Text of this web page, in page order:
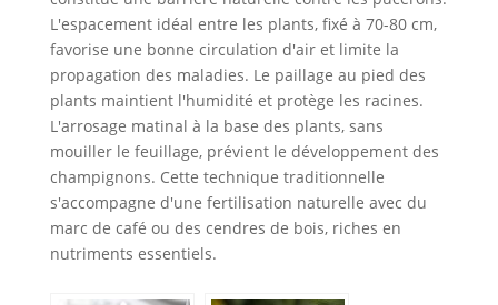
L'espacement idéal entre les plants, fixé à 70-80 cm,
favorise une bonne circulation d'air et limite la
propagation des maladies. Le paillage au pied des
plants maintient l'humidité et protège les racines.
L'arrosage matinal à la base des plants, sans
mouiller le feuillage, prévient le développement des
champignons. Cette technique traditionnelle
s'accompagne d'une fertilisation naturelle avec du
marc de café ou des cendres de bois, riches en
nutriments essentiels.